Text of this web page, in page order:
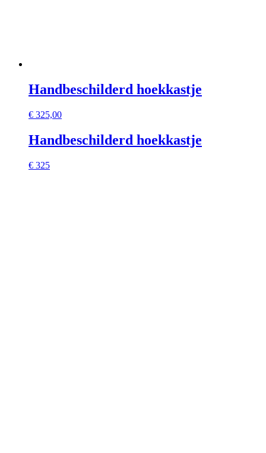
Handbeschilderd hoekkastje
€ 325,00
Handbeschilderd hoekkastje
€ 325